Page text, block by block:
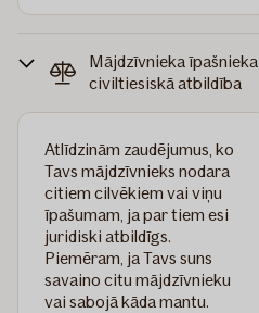
Mājdzīvnieka īpašnieka
civiltiesiskā atbildība
Atlīdzinām zaudējumus, ko
Tavs mājdzīvnieks nodara
citiem cilvēkiem vai viņu
īpašumam, ja par tiem esi
juridiski atbildīgs.
Piemēram, ja Tavs suns
savaino citu mājdzīvnieku
vai sabojā kāda mantu.